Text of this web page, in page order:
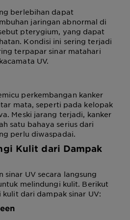
berlebihan dapat
jaringan abnormal di
pterygium, yang dapat
Kondisi ini sering terjadi
terpapar sinar matahari
UV.
perkembangan kanker
mata, seperti pada kelopak
Meski jarang terjadi, kanker
satu bahaya serius dari
perlu diwaspadai.
Kulit dari Dampak
sinar UV secara langsung
melindungi kulit. Berikut
dari dampak sinar UV: